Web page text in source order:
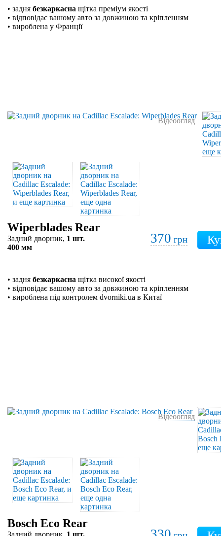
• задня безкаркасна щітка преміум якості
• відповідає вашому авто за довжиною та кріпленням
• вироблена у Франції
Відеоогляд
Wiperblades Rear
Задний дворник, 1 шт.
400 мм
370 грн
• задня безкаркасна щітка високої якості
• відповідає вашому авто за довжиною та кріпленням
• вироблена під контролем dvorniki.ua в Китаї
Відеоогляд
Bosch Eco Rear
Задний дворник, 1 шт.